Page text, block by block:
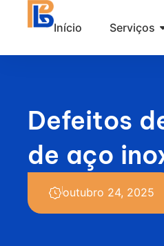
Início Serviços
Defeitos
de aço
outubro 24, 2025